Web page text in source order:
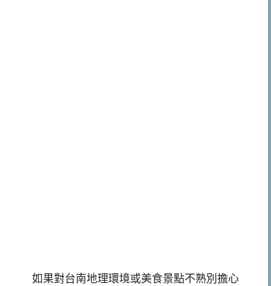
如果對台南地理環境或美食景點不熟別擔心